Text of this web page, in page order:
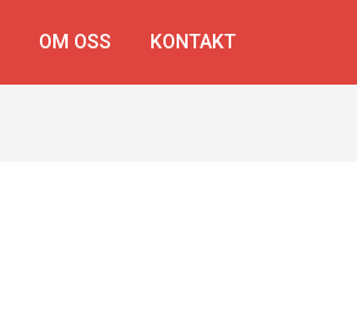
OM OSS KONTAKT